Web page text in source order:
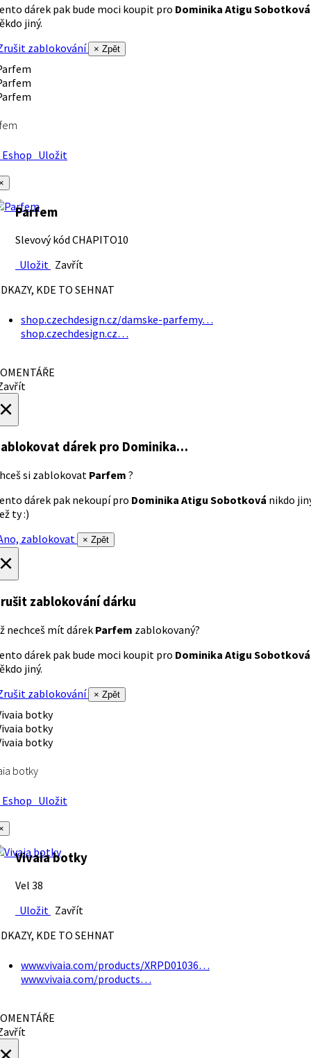
dárek pak bude moci koupit pro Dominika Atigu Sobotková
jiný.
zablokování
× Zpět
Uložit
Parfem
Slevový kód CHAPITO10
Uložit Zavřít
KDE TO SEHNAT
shop.czechdesign.cz/damske-parfemy…
shop.czechdesign.cz…
dárek pro Dominika…
si zablokovat Parfem ?
dárek pak nekoupí pro Dominika Atigu Sobotková nikdo
ty :)
zablokovat
× Zpět
zablokování dárku
nechceš mít dárek Parfem zablokovaný?
dárek pak bude moci koupit pro Dominika Atigu Sobotková
jiný.
zablokování
× Zpět
botky
Uložit
Vivaia botky
Vel 38
Uložit Zavřít
KDE TO SEHNAT
www.vivaia.com/products/XRPD01036…
www.vivaia.com/products…